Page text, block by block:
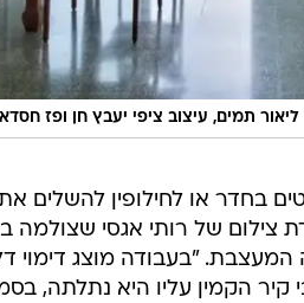
תמים, עיצוב ציפי יעבץ חן ופז
בחדר או לחילופין להשלים
צילום של רותי אגסי שצולמה
"בעבודה מוצג דימוי
קיר הקמין עליו היא נתלתה,